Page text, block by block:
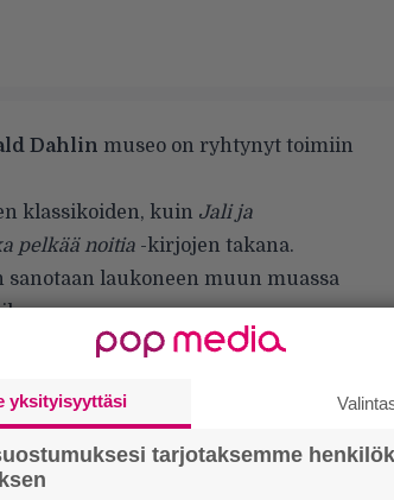
Dahlin museo on ryhtynyt toimiin
klassikoiden, kuin Jali ja
pelkää noitia -kirjojen takana.
laukoneen muun muassa
olemalla inklusiivisempi ja
koulutusta, jolla estää
verkkosivuilla lukee nyt, että museo
ja yksilöitä kohtaan.
yksityisyyttäsi
tarjotaksemme